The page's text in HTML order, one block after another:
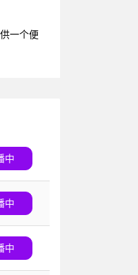
一个便
中
中
中